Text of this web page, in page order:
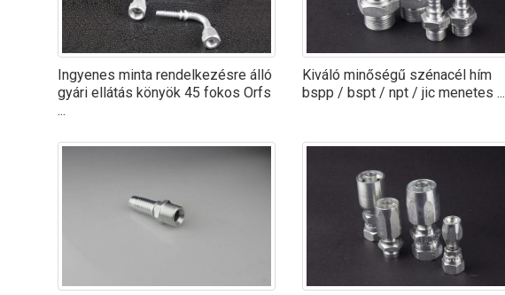
Ingyenes minta rendelkezésre álló
gyári ellátás könyök 45 fokos Orfs
...
Kiváló minőségű szénacél hím
bspp / bspt / npt / jic menetes ...